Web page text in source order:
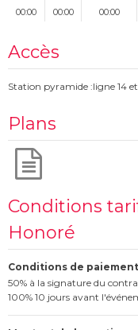
00:00
00:00 00:00
Accès
Station pyramide :ligne 14
Plans
Conditions
Honoré
Conditions de paiement
50% à la signature du
100% 10 jours avant